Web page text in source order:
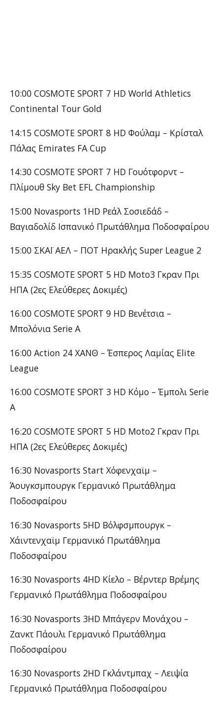
10:00 COSMOTE SPORT 7 HD World Athletics
Continental Tour Gold
14:15 COSMOTE SPORT 8 HD Φούλαμ – Κρίσταλ
Πάλας Emirates FA Cup
14:30 COSMOTE SPORT 7 HD Γουότφορντ –
Πλίμουθ Sky Bet EFL Championship
15:00 Novasports 1HD Ρεάλ Σοσιεδάδ –
Βαγιαδολίδ Ισπανικό Πρωτάθλημα Ποδοσφαίρου
15:00 ΣΚΑΪ ΑΕΛ – ΠΟΤ Ηρακλής Super League 2
15:35 COSMOTE SPORT 5 HD Moto3 Γκραν Πρι
ΗΠΑ (2ες Ελεύθερες Δοκιμές)
16:00 COSMOTE SPORT 9 HD Βενέτσια –
Μπολόνια Serie A
16:00 Action 24 ΧΑΝΘ – Έσπερος Λαμίας Elite
League
16:00 COSMOTE SPORT 3 HD Κόμο – Έμπολι Serie
A
16:20 COSMOTE SPORT 5 HD Moto2 Γκραν Πρι
ΗΠΑ (2ες Ελεύθερες Δοκιμές)
16:30 Novasports Start Χόφενχαϊμ –
Άουγκσμπουργκ Γερμανικό Πρωτάθλημα
Ποδοσφαίρου
16:30 Novasports 5HD Βόλφσμπουργκ –
Χάιντενχαϊμ Γερμανικό Πρωτάθλημα
Ποδοσφαίρου
16:30 Novasports 4HD Κίελo – Βέρντερ Βρέμης
Γερμανικό Πρωτάθλημα Ποδοσφαίρου
16:30 Novasports 3HD Μπάγερν Μονάχου –
Ζανκτ Πάουλι Γερμανικό Πρωτάθλημα
Ποδοσφαίρου
16:30 Novasports 2HD Γκλάντμπαχ – Λειψία
Γερμανικό Πρωτάθλημα Ποδοσφαίρου